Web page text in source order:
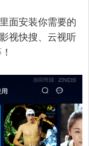
面安装你需要的
影视快搜、云视听